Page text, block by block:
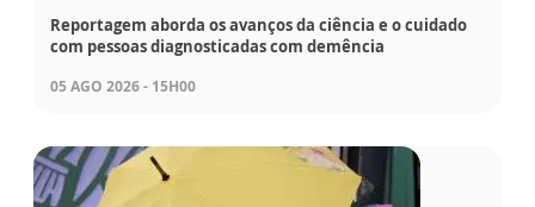
Reportagem aborda os avanços da ciência e o cuidado
com pessoas diagnosticadas com demência
05 AGO 2026 - 15H00